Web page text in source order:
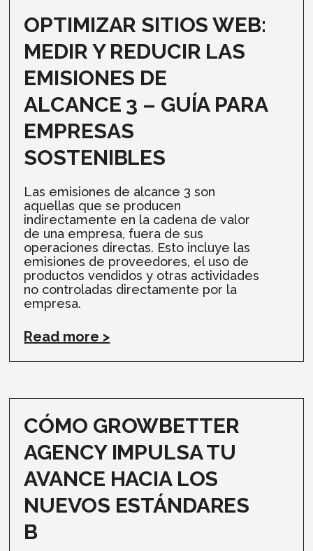
OPTIMIZAR SITIOS WEB:
MEDIR Y REDUCIR LAS
EMISIONES DE
ALCANCE 3 – GUÍA PARA
EMPRESAS
SOSTENIBLES
Las emisiones de alcance 3 son
aquellas que se producen
indirectamente en la cadena de valor
de una empresa, fuera de sus
operaciones directas. Esto incluye las
emisiones de proveedores, el uso de
productos vendidos y otras actividades
no controladas directamente por la
empresa.
Read more >
CÓMO GROWBETTER
AGENCY IMPULSA TU
AVANCE HACIA LOS
NUEVOS ESTÁNDARES
B